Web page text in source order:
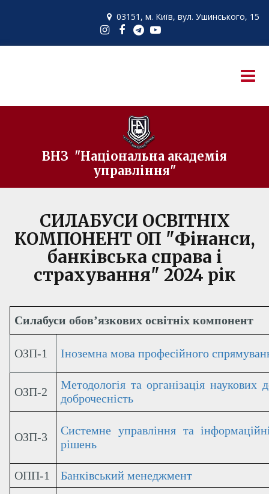
 03151, м. Київ, вул. Ушинського, 15
ВНЗ "Національна академія
управління"
СИЛАБУСИ ОСВІТНІХ
КОМПОНЕНТ ОП "Фінанси,
банківська справа і
страхування" 2024 рік
Силабуси обов’язкових освітніх компонент
ОЗП-1 Іноземна мова професійного
ОЗП-2
Методологія та організація наукових
доброчесність
ОЗП-3
Системне управління та
рішень
ОПП-1
Банківський менеджмент